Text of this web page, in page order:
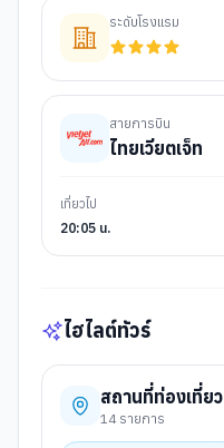
ระดับโรงแรม
สายการบิน
ไทยเวียตเจ็ท
เที่ยวไป
20:05 น.
ไฮไลต์ทัวร์
สถานที่ท่องเที่ยว
14 รายการ